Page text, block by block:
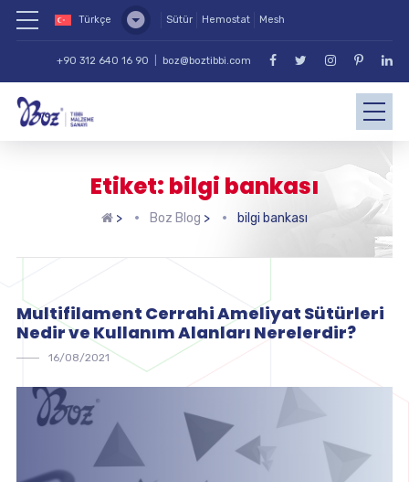
Türkçe Sütür Hemostat Mesh
+90 312 640 16 90 boz@boztibbi.com
Etiket: bilgi bankası
> Boz Blog > bilgi bankası
Multifilament Cerrahi Ameliyat Sütürleri
Nedir ve Kullanım Alanları Nerelerdir?
16/08/2021